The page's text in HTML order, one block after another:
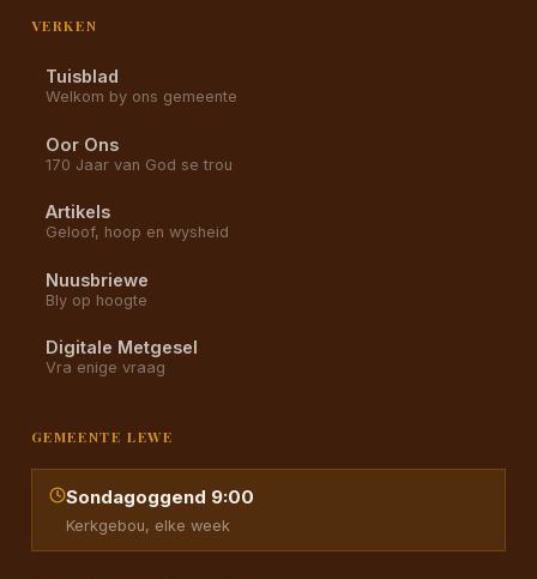
VERKEN
Tuisblad
Welkom by ons gemeente
Oor Ons
170 Jaar van God se trou
Artikels
Geloof, hoop en wysheid
Nuusbriewe
Bly op hoogte
Digitale Metgesel
Vra enige vraag
GEMEENTE LEWE
Sondagoggend 9:00
Kerkgebou, elke week